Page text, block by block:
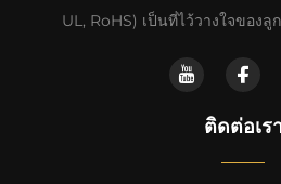
UL, RoHS) เป็นที่ไว้วางใจของลู
ติดต่อเร